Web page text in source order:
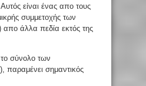
είναι ένας απο τους
συμμετοχής των
άλλα πεδία εκτός της
σύνολο των
παραμένει σημαντικός